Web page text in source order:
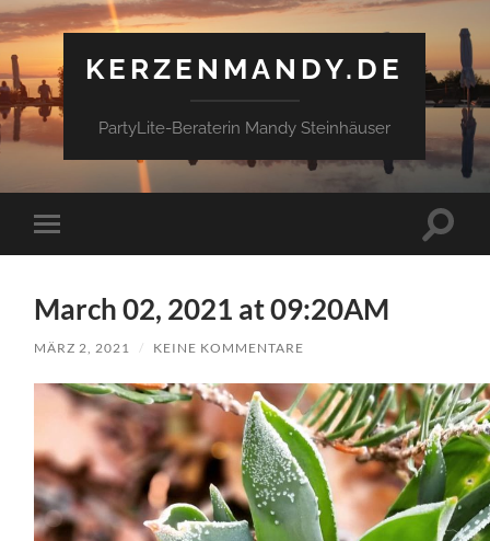
KERZENMANDY.DE
PartyLite-Beraterin Mandy Steinhäuser
Mobile-
Menü
March 02, 2021 at 09:20AM
MÄRZ 2, 2021 / KEINE KOMMENTARE